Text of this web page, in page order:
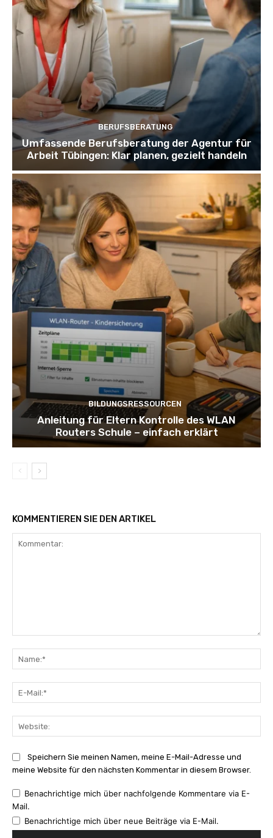
BERUFSBERATUNG
Umfassende Berufsberatung der Agentur für
Arbeit Tübingen: Klar planen, gezielt handeln
BILDUNGSRESSOURCEN
Anleitung für Eltern Kontrolle des WLAN
Routers Schule – einfach erklärt
KOMMENTIEREN SIE DEN ARTIKEL
Speichern Sie meinen Namen, meine E-Mail-Adresse und
meine Website für den nächsten Kommentar in diesem Browser.
Benachrichtige mich über nachfolgende Kommentare via E-
Mail.
Benachrichtige mich über neue Beiträge via E-Mail.